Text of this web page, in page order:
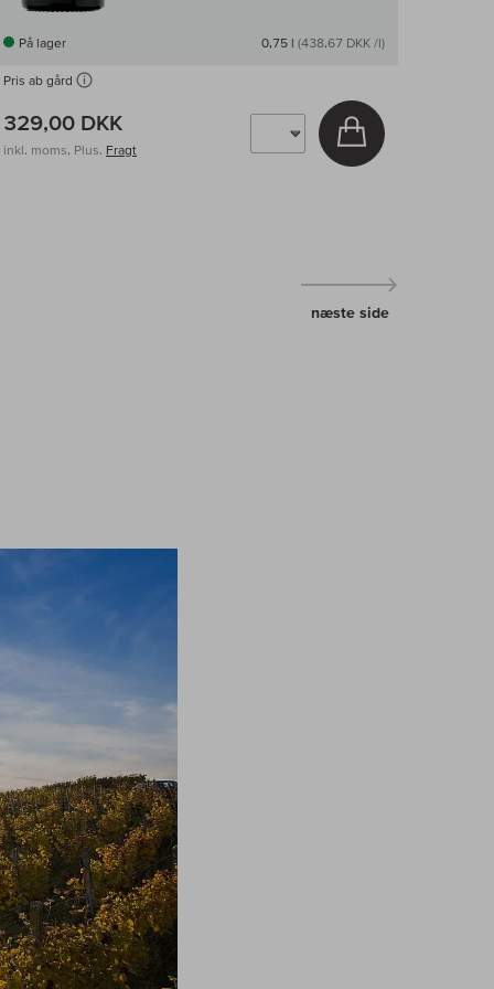
På lager 0,75 l (438,67 DKK /l)
Pris ab gård
329,00 DKK
inkl. moms, Plus. Fragt
Læg i kurv
næste side